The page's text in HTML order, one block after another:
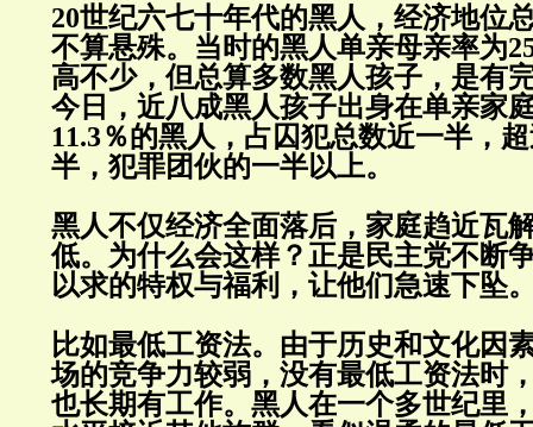
20世纪六七十年代的黑人，经济地位
不算悬殊。当时的黑人单亲母亲率为
高不少，但总算多数黑人孩子，是有
今日，近八成黑人孩子出身在单亲家
11.3％的黑人，占囚犯总数近一半，
半，犯罪团伙的一半以上。
黑人不仅经济全面落后，家庭趋近瓦
低。为什么会这样？正是民主党不断
以求的特权与福利，让他们急速下坠
比如最低工资法。由于历史和文化因
场的竞争力较弱，没有最低工资法时
也长期有工作。黑人在一个多世纪里